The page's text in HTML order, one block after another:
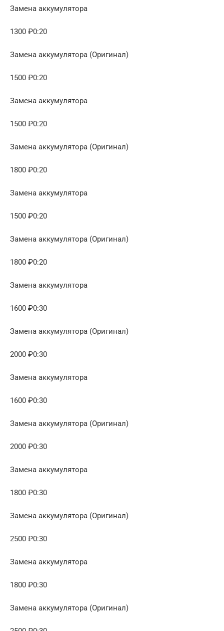
Замена аккумулятора
1300 ₽0:20
Замена аккумулятора (Оригинал)
1500 ₽0:20
Замена аккумулятора
1500 ₽0:20
Замена аккумулятора (Оригинал)
1800 ₽0:20
Замена аккумулятора
1500 ₽0:20
Замена аккумулятора (Оригинал)
1800 ₽0:20
Замена аккумулятора
1600 ₽0:30
Замена аккумулятора (Оригинал)
2000 ₽0:30
Замена аккумулятора
1600 ₽0:30
Замена аккумулятора (Оригинал)
2000 ₽0:30
Замена аккумулятора
1800 ₽0:30
Замена аккумулятора (Оригинал)
2500 ₽0:30
Замена аккумулятора
1800 ₽0:30
Замена аккумулятора (Оригинал)